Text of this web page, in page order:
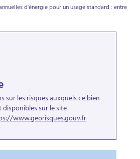
d'énergie pour un usage standard : entre
sur les risques auxquels ce bien
sur le site
www.georisques.gouv.fr